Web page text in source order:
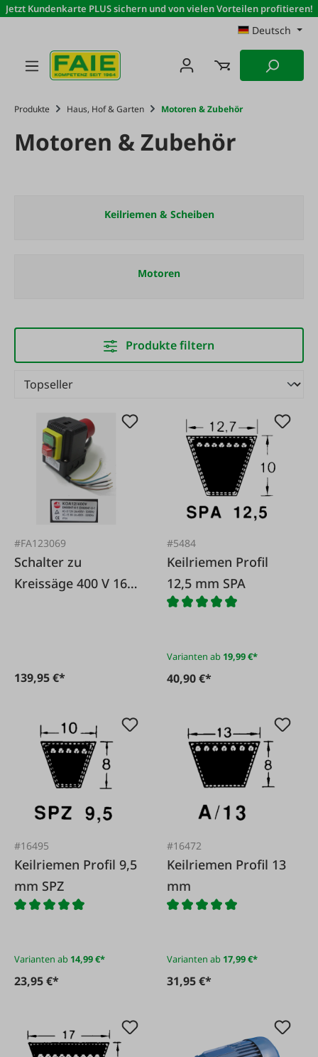
Zum Hauptinhalt springen
Jetzt Kundenkarte PLUS sichern und von vielen Vorteilen profitieren!
Deutsch
Produkte Haus, Hof & Garten Motoren & Zubehör
Motoren & Zubehör
Keilriemen & Scheiben
Motoren
Produkte filtern
#FA123069
Schalter zu
Kreissäge 400 V 16
139,95 €*
#5484
Keilriemen Profil
12,5 mm SPA
Varianten ab 19,99 €*
40,90 €*
#16495
Keilriemen Profil 9,5
mm SPZ
Varianten ab 14,99 €*
23,95 €*
#16472
Keilriemen Profil 13
mm
Varianten ab 17,99 €*
31,95 €*